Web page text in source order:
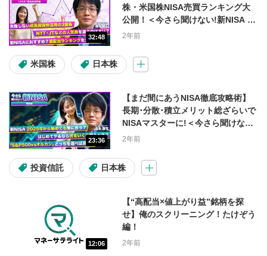
トシゴロ 大山季之の米国株コラム
教えて！フクロウ先生
海老澤界の投信コラム
出演者
窪田朋一郎 大山季之
海老澤界 鈴木翔
32:48
株・米国株NISA売買ランキング大
公開！＜今さら聞けない!新NISA #2
＞
2年前
米国株 日本株
23:36
【まだ間にあうNISA徹底攻略術】
長期･分散･積立メリット総ざらいで
NISAマスターに!＜今さら聞けない!
新NISA #1＞
2年前
投資信託 日本株
12:06
【“高配当×値上がり益”銘柄を探
せ】俺のスクリーニング！たけぞう
編！
2年前